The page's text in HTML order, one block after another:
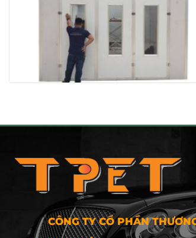
CÔNG TY CỔ PHẦN